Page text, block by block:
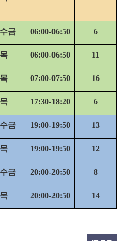
금 06:00-06:50 6
06:00-06:50 11
07:00-07:50 16
17:30-18:20 6
금 19:00-19:50 13
19:00-19:50 12
금 20:00-20:50 8
20:00-20:50 14